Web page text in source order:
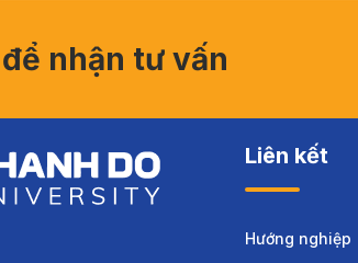
Liên kết
Hướng nghiệp
nhận tư vấn